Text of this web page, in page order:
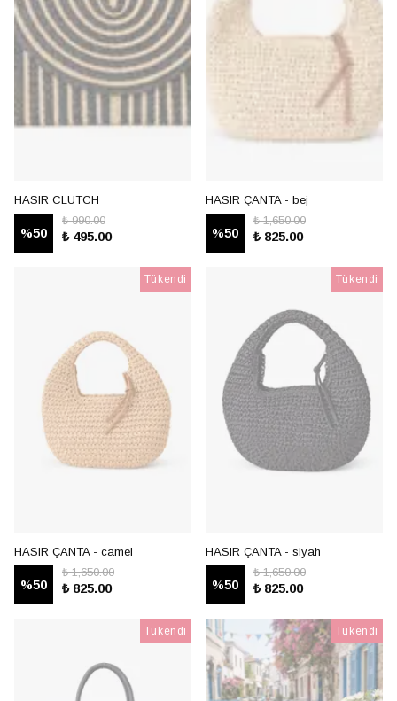
HASIR CLUTCH
%50
₺ 990.00
₺ 495.00
HASIR ÇANTA - bej
%50
₺ 1,650.00
₺ 825.00
Tükendi
HASIR ÇANTA - camel
%50
₺ 1,650.00
₺ 825.00
Tükendi
HASIR ÇANTA - siyah
%50
₺ 1,650.00
₺ 825.00
Tükendi Tükendi